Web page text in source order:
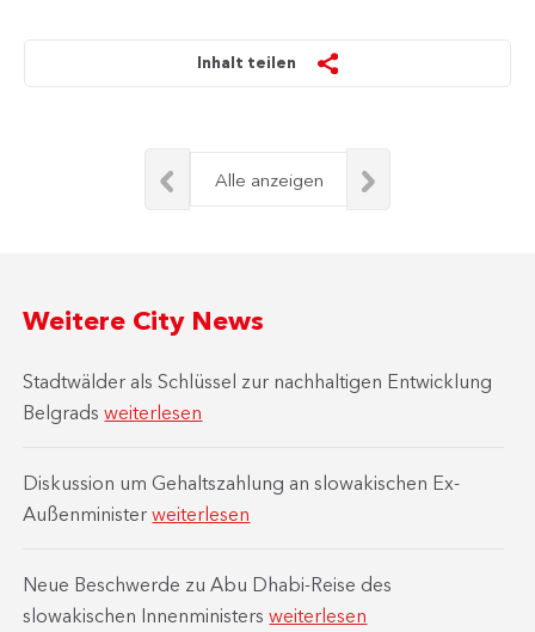
Inhalt teilen
Alle anzeigen
Weitere City News
Stadtwälder als Schlüssel zur nachhaltigen Entwicklung
Belgradsweiterlesen
Diskussion um Gehaltszahlung an slowakischen Ex-
Außenministerweiterlesen
Neue Beschwerde zu Abu Dhabi-Reise des
slowakischen Innenministersweiterlesen